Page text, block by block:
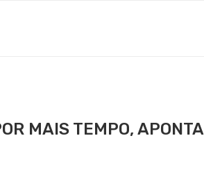
MAIS TEMPO, APONTA